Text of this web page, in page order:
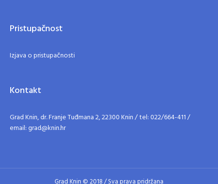
Pristupačnost
Izjava o pristupačnosti
Kontakt
Grad Knin, dr. Franje Tuđmana 2, 22300 Knin / tel: 022/664-411 /
email: grad@knin.hr
Grad Knin © 2018 / Sva prava pridržana